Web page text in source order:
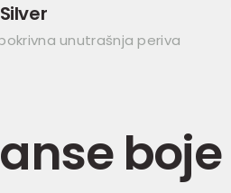
unutrašnja periva
boje